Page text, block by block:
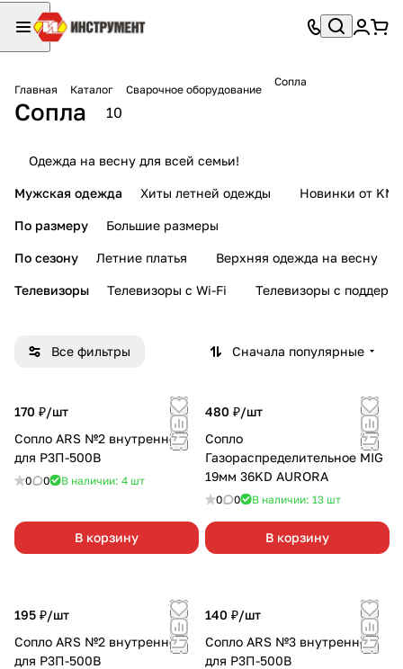
Главная Каталог Сварочное оборудование
Сопла
Сопла 10
Одежда на весну для всей семьи!
Мужская одежда Хиты летней одежды Новинки от KMI
По размеру Большие размеры
По сезону Летние платья Верхняя одежда на весну
Телевизоры Телевизоры с Wi-Fi Телевизоры с
Все фильтры Сначала популярные
170 ₽/шт
Сопло ARS №2 внутреннее
для Р3П-500В
0 0 В наличии: 4 шт
В корзину
480 ₽/шт
Сопло
Газораспределительное MIG
19мм 36KD AURORA
0 0 В наличии: 13 шт
В корзину
195 ₽/шт
Сопло ARS №2 внутреннее
для Р3П-500В
140 ₽/шт
Сопло ARS №3 внутреннее
для Р3П-500В